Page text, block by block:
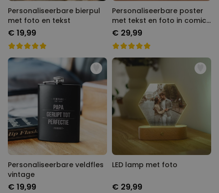
Personaliseerbare bierpul
met foto en tekst
€ 19,99
Personaliseerbare poster
met tekst en foto in comic
stijl
€ 29,99
Personaliseerbare veldfles
vintage
€ 19,99
LED lamp met foto
€ 29,99